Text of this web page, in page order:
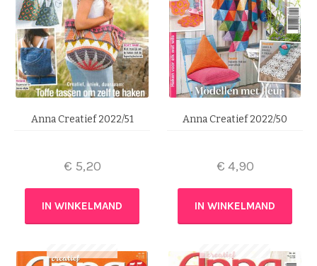
Anna Creatief 2022/51
€ 5,20
IN WINKELMAND
Anna Creatief 2022/50
€ 4,90
IN WINKELMAND